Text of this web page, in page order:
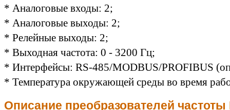
* Аналоговые входы: 2;
* Аналоговые выходы: 2;
* Релейные выходы: 2;
* Выходная частота: 0 - 3200 Гц;
* Интерфейсы: RS-485/MODBUS/PROFIBUS
* Температура окружающей среды во время
Описание преобразователей частоты